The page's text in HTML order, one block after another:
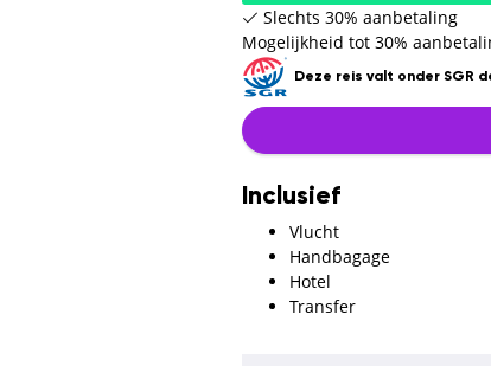
Slechts 30% aanbetaling
Mogelijkheid tot 30%
Deze reis valt onder SGR
Inclusief
Vlucht
Handbagage
Hotel
Transfer